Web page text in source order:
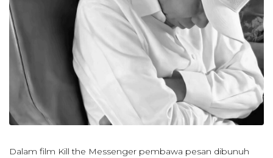
Dalam film Kill the Messenger pembawa pesan dibunuh